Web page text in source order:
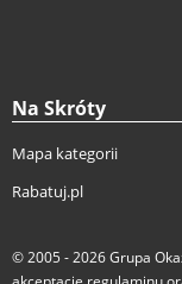
Na Skróty
Mapa kategorii
Rabatuj.pl
© 2005 - 2026Grupa